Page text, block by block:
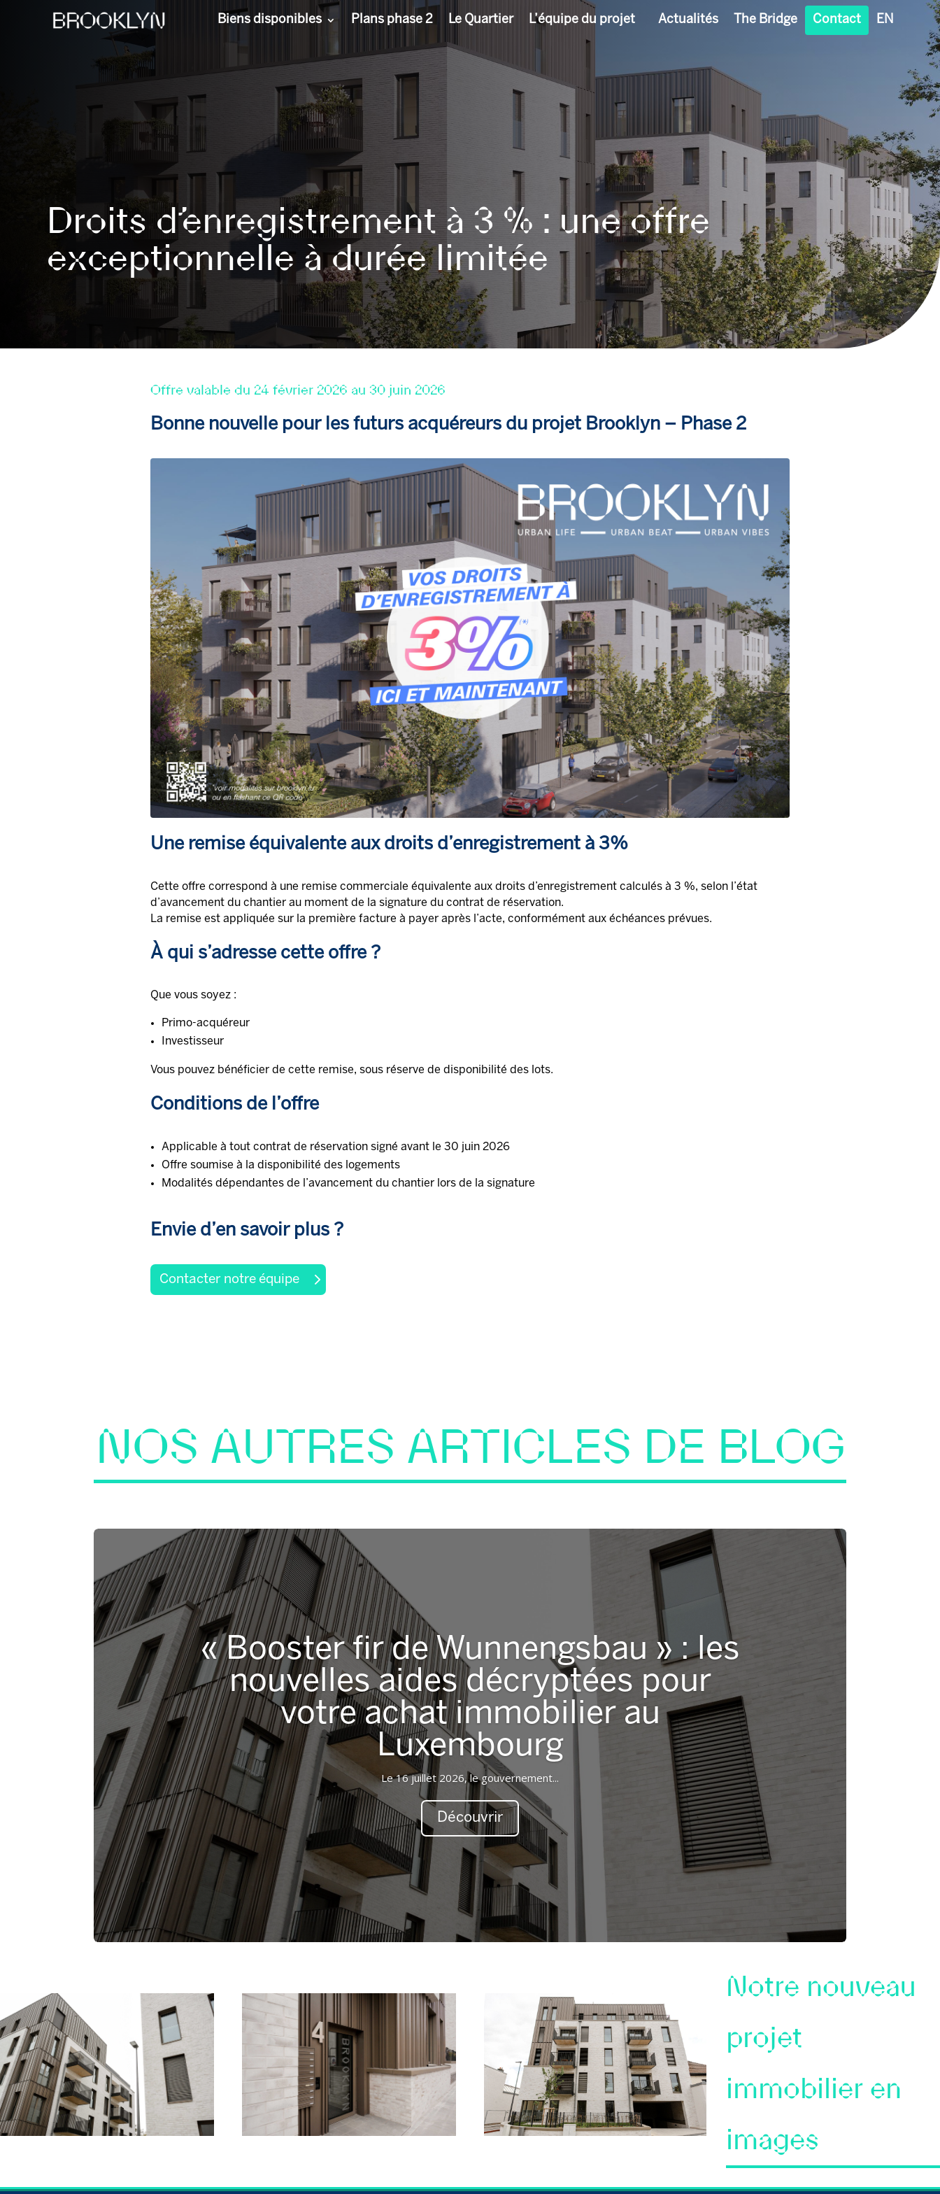
Biens disponibles Plans phase 2 Le Quartier L’équipe du projet Actualités The Bridge Contact EN
Droits d’enregistrement à 3 % : une offre
exceptionnelle à durée limitée
Offre valable du 24 février 2026 au 30 juin 2026
Bonne nouvelle pour les futurs acquéreurs du projet Brooklyn – Phase 2
Une remise équivalente aux droits d’enregistrement à 3%
Cette offre correspond à une remise commerciale équivalente aux droits d’enregistrement calculés à 3 %, selon l’état
d’avancement du chantier au moment de la signature du contrat de réservation.
La remise est appliquée sur la première facture à payer après l’acte, conformément aux échéances prévues.
À qui s’adresse cette offre ?
Que vous soyez :
Primo-acquéreur
Investisseur
Vous pouvez bénéficier de cette remise, sous réserve de disponibilité des lots.
Conditions de l’offre
Applicable à tout contrat de réservation signé avant le 30 juin 2026
Offre soumise à la disponibilité des logements
Modalités dépendantes de l’avancement du chantier lors de la signature
Envie d’en savoir plus ?
Contacter notre équipe
NOS AUTRES ARTICLES DE BLOG
« Booster fir de Wunnengsbau » : les
nouvelles aides décryptées pour
votre achat immobilier au
Luxembourg
Le 16 juillet 2026, le gouvernement...
Découvrir
Notre nouveau
projet
immobilier en
images